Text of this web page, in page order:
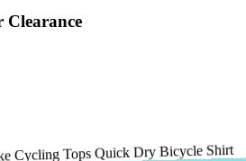
Clearance